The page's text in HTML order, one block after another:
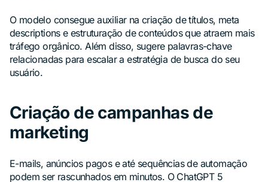
O modelo consegue auxiliar na criação de títulos, meta
descriptions e estruturação de conteúdos que atraem mais
tráfego orgânico. Além disso, sugere palavras-chave
relacionadas para escalar a estratégia de busca do seu
usuário.
Criação de campanhas de
marketing
E-mails, anúncios pagos e até sequências de automação
podem ser rascunhados em minutos. O ChatGPT 5